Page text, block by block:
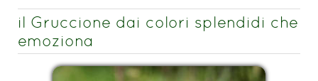
il Gruccione dai colori splendidi che
emoziona